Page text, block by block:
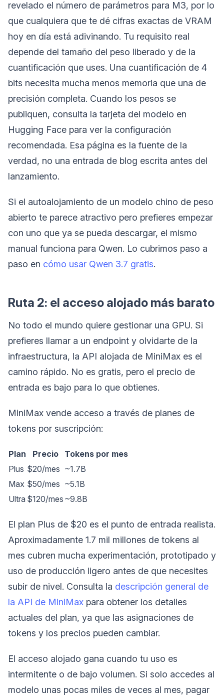
revelado el número de parámetros para M3, por lo
que cualquiera que te dé cifras exactas de VRAM
hoy en día está adivinando. Tu requisito real
depende del tamaño del peso liberado y de la
cuantificación que uses. Una cuantificación de 4
bits necesita mucha menos memoria que una de
precisión completa. Cuando los pesos se
publiquen, consulta la tarjeta del modelo en
Hugging Face para ver la configuración
recomendada. Esa página es la fuente de la
verdad, no una entrada de blog escrita antes del
lanzamiento.
Si el autoalojamiento de un modelo chino de peso
abierto te parece atractivo pero prefieres empezar
con uno que ya se pueda descargar, el mismo
manual funciona para Qwen. Lo cubrimos paso a
paso en cómo usar Qwen 3.7 gratis.
Ruta 2: el acceso alojado más barato
No todo el mundo quiere gestionar una GPU. Si
prefieres llamar a un endpoint y olvidarte de la
infraestructura, la API alojada de MiniMax es el
camino rápido. No es gratis, pero el precio de
entrada es bajo para lo que obtienes.
MiniMax vende acceso a través de planes de
tokens por suscripción:
Plan Precio
Tokens por mes
Plus $20/mes ~1.7B
Max $50/mes ~5.1B
Ultra $120/mes ~9.8B
El plan Plus de $20 es el punto de entrada realista.
Aproximadamente 1.7 mil millones de tokens al
mes cubren mucha experimentación, prototipado y
uso de producción ligero antes de que necesites
subir de nivel. Consulta la descripción general de
la API de MiniMax para obtener los detalles
actuales del plan, ya que las asignaciones de
tokens y los precios pueden cambiar.
El acceso alojado gana cuando tu uso es
intermitente o de bajo volumen. Si solo accedes al
modelo unas pocas miles de veces al mes, pagar